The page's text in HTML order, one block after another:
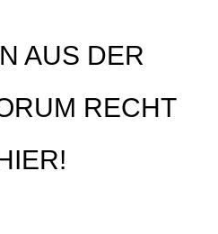
AUS DER
RECHT